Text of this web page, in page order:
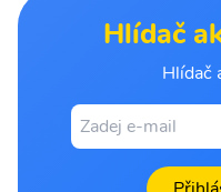
Hlídač
Hlídač